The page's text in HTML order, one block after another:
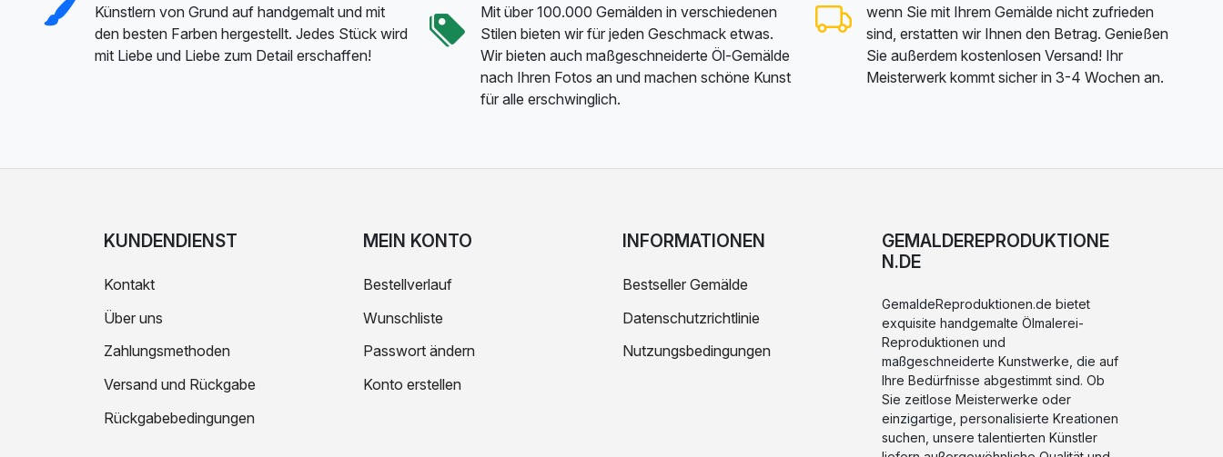
Künstlern von Grund auf handgemalt und mit
den besten Farben hergestellt. Jedes Stück wird
mit Liebe und Liebe zum Detail erschaffen!
Mit über 100.000 Gemälden in verschiedenen
Stilen bieten wir für jeden Geschmack etwas.
Wir bieten auch maßgeschneiderte Öl-Gemälde
nach Ihren Fotos an und machen schöne Kunst
für alle erschwinglich.
wenn Sie mit Ihrem Gemälde nicht zufrieden
sind, erstatten wir Ihnen den Betrag. Genießen
Sie außerdem kostenlosen Versand! Ihr
Meisterwerk kommt sicher in 3-4 Wochen an.
KUNDENDIENST
Kontakt
Über uns
Zahlungsmethoden
Versand und Rückgabe
Rückgabebedingungen
MEIN KONTO
Bestellverlauf
Wunschliste
Passwort ändern
Konto erstellen
INFORMATIONEN
Bestseller Gemälde
Datenschutzrichtlinie
Nutzungsbedingungen
GEMALDEREPRODUKTIONE
N.DE
GemaldeReproduktionen.de bietet
exquisite handgemalte Ölmalerei-
Reproduktionen und
maßgeschneiderte Kunstwerke, die auf
Ihre Bedürfnisse abgestimmt sind. Ob
Sie zeitlose Meisterwerke oder
einzigartige, personalisierte Kreationen
suchen, unsere talentierten Künstler